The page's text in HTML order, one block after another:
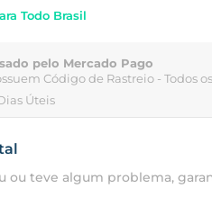
Todo Brasil
pelo Mercado Pago
Código de Rastreio - Todos
Úteis
ou teve algum problema,